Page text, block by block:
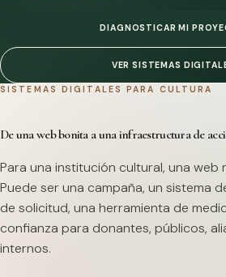
DIAGNOSTICAR MI
VER SISTEMAS
SISTEMAS DIGITALES PARA CULTURA
De una web bonita a una infraestructura de
Para una institución cultural, una web
Puede ser una campaña, un sistema
de solicitud, una herramienta de
confianza para donantes, públicos,
internos.